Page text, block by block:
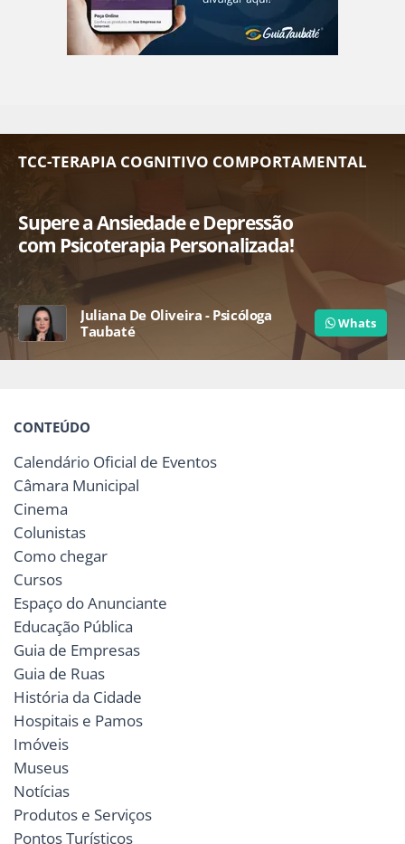
TCC-TERAPIA COGNITIVO COMPORTAMENTAL
Supere a Ansiedade e Depressão
com Psicoterapia Personalizada!
Juliana De Oliveira - Psicóloga
Taubaté
Whats
CONTEÚDO
Calendário Oficial de Eventos
Câmara Municipal
Cinema
Colunistas
Como chegar
Cursos
Espaço do Anunciante
Educação Pública
Guia de Empresas
Guia de Ruas
História da Cidade
Hospitais e Pamos
Imóveis
Museus
Notícias
Produtos e Serviços
Pontos Turísticos